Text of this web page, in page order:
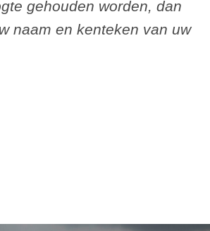
gehouden worden, dan
naam en kenteken van uw